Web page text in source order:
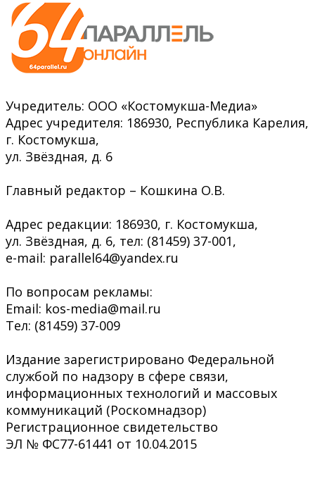
Учредитель: ООО «Костомукша-Медиа»
Адрес учредителя: 186930, Республика Карелия,
г. Костомукша,
ул. Звёздная, д. 6
Главный редактор – Кошкина О.В.
Адрес редакции: 186930, г. Костомукша,
ул. Звёздная, д. 6, тел: (81459) 37-001,
e-mail: parallel64@yandex.ru
По вопросам рекламы:
Email: kos-media@mail.ru
Тел: (81459) 37-009
Издание зарегистрировано Федеральной
службой по надзору в сфере связи,
информационных технологий и массовых
коммуникаций (Роскомнадзор)
Регистрационное свидетельство
ЭЛ № ФС77-61441 от 10.04.2015